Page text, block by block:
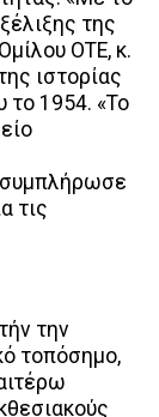
της
ΟΤΕ, κ.
ιστορίας
το 1954. «Το
συμπλήρωσε
τις
την
τοπόσημο,